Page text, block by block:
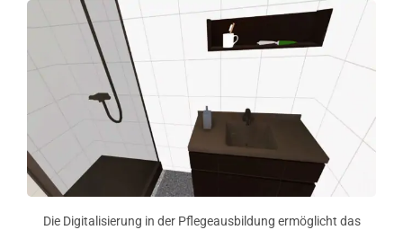
Die Digitalisierung in der Pflegeausbildung ermöglicht das